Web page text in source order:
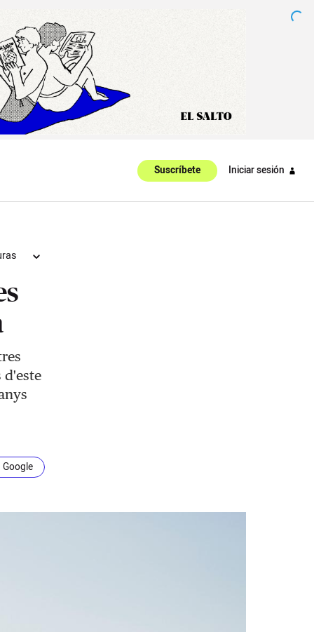
Suscríbete Iniciar sesión
Google